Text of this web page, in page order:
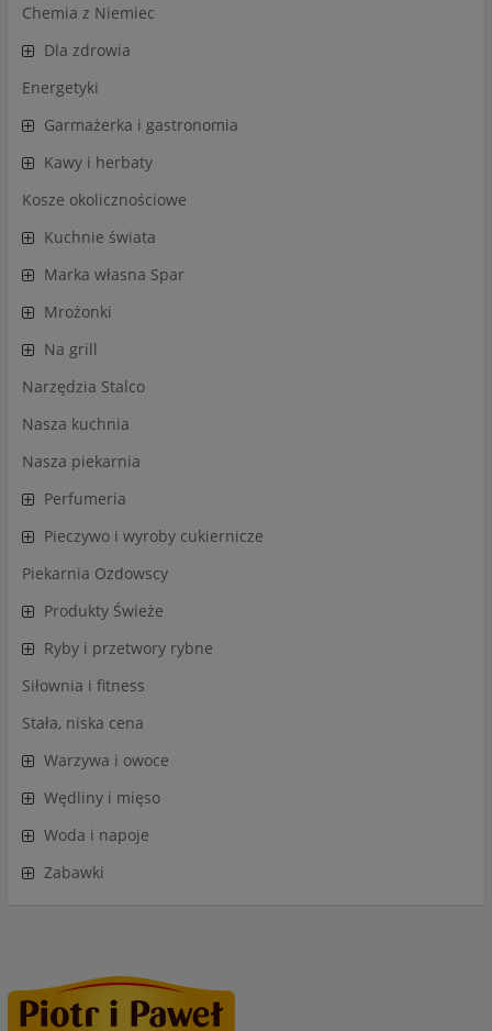
Chemia z Niemiec
Dla zdrowia
Energetyki
Garmażerka i gastronomia
Kawy i herbaty
Kosze okolicznościowe
Kuchnie świata
Marka własna Spar
Mrożonki
Na grill
Narzędzia Stalco
Nasza kuchnia
Nasza piekarnia
Perfumeria
Pieczywo i wyroby cukiernicze
Piekarnia Ozdowscy
Produkty Świeże
Ryby i przetwory rybne
Siłownia i fitness
Stała, niska cena
Warzywa i owoce
Wędliny i mięso
Woda i napoje
Zabawki